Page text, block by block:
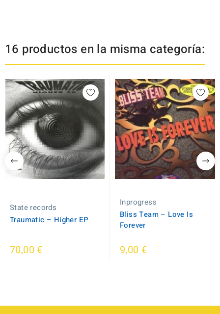
16 productos en la misma categoría:
State records
Traumatic ‎– Higher EP
70,00 €
Inprogress
Bliss Team ‎– Love Is
Forever
9,00 €